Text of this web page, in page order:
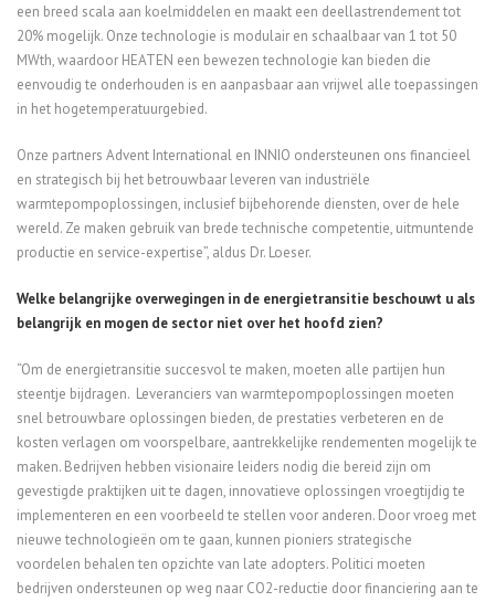
een breed scala aan koelmiddelen en maakt een deellastrendement tot
20% mogelijk. Onze technologie is modulair en schaalbaar van 1 tot 50
MWth, waardoor HEATEN een bewezen technologie kan bieden die
eenvoudig te onderhouden is en aanpasbaar aan vrijwel alle toepassingen
in het hogetemperatuurgebied.
Onze partners Advent International en INNIO ondersteunen ons financieel
en strategisch bij het betrouwbaar leveren van industriële
warmtepompoplossingen, inclusief bijbehorende diensten, over de hele
wereld. Ze maken gebruik van brede technische competentie, uitmuntende
productie en service-expertise”, aldus Dr. Loeser.
Welke belangrijke overwegingen in de energietransitie beschouwt u als
belangrijk en mogen de sector niet over het hoofd zien?
“Om de energietransitie succesvol te maken, moeten alle partijen hun
steentje bijdragen. Leveranciers van warmtepompoplossingen moeten
snel betrouwbare oplossingen bieden, de prestaties verbeteren en de
kosten verlagen om voorspelbare, aantrekkelijke rendementen mogelijk te
maken. Bedrijven hebben visionaire leiders nodig die bereid zijn om
gevestigde praktijken uit te dagen, innovatieve oplossingen vroegtijdig te
implementeren en een voorbeeld te stellen voor anderen. Door vroeg met
nieuwe technologieën om te gaan, kunnen pioniers strategische
voordelen behalen ten opzichte van late adopters. Politici moeten
bedrijven ondersteunen op weg naar CO2-reductie door financiering aan te